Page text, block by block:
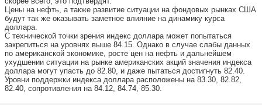
Цены на нефть, а также развитие ситуации на фондовых рынках США
будут так же оказывать заметное влияние на динамику курса
доллара.
С технической точки зрения индекс доллара может попытаться
закрепиться на уровнях выше 84.15. Однако в случае слабы данных
по американской экономике, росте цен на нефть и дальнейшем
ухудшении ситуации на рынке американских акций значения индекса
доллара могут упасть до 82.80, и даже пытаться достигнуть 82.40.
Уровни поддержки индекса доллара расположены на 83.30, 82.82,
82.40, сопротивления на 84.12, 84.74, 85.30.